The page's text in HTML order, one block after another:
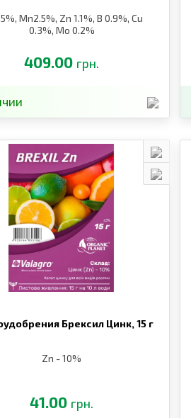
Mn2.5%, Zn 1.1%, B 0.9%, Cu
0.3%, Mo 0.2%
409.00 грн.
Брексил Цинк, 15 г
Zn - 10%
41.00 грн.